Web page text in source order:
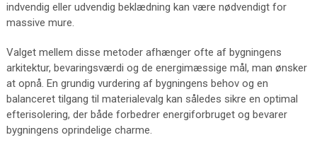
indvendig eller udvendig beklædning kan være nødvendigt for
massive mure.
Valget mellem disse metoder afhænger ofte af bygningens
arkitektur, bevaringsværdi og de energimæssige mål, man ønsker
at opnå. En grundig vurdering af bygningens behov og en
balanceret tilgang til materialevalg kan således sikre en optimal
efterisolering, der både forbedrer energiforbruget og bevarer
bygningens oprindelige charme.